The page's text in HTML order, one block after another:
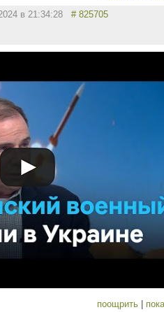
в 21:34:28 # 825705
поощрить |